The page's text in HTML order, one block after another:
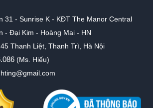
31 - Sunrise K - KĐT The Manor Central
- Đại Kim - Hoàng Mai - HN
Thanh Liệt, Thanh Trì, Hà Nội
(Ms. Hiếu)